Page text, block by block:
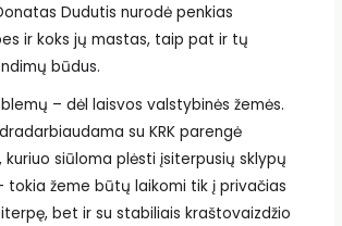
Dudutis nurodė penkias
ir koks jų mastas, taip pat ir tų
būdus.
– dėl laisvos valstybinės žemės.
su KRK parengė
kuriuo siūloma plėsti įsiterpusių sklypų
tokia žeme būtų laikomi tik į privačias
bet ir su stabiliais kraštovaizdžio